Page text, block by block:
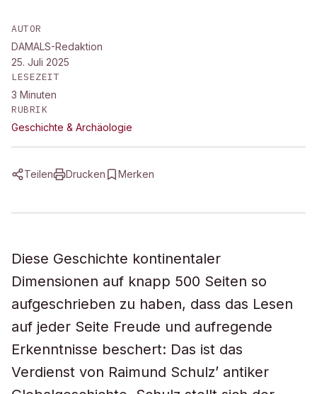
AUTOR
DAMALS-Redaktion
25. Juli 2025
LESEZEIT
3 Minuten
RUBRIK
Geschichte & Archäologie
Teilen Drucken Merken
Diese Geschichte kontinentaler
Dimensionen auf knapp 500 Seiten so
aufgeschrieben zu haben, dass das Lesen
auf jeder Seite Freude und aufregende
Erkenntnisse beschert: Das ist das
Verdienst von Raimund Schulz’ antiker